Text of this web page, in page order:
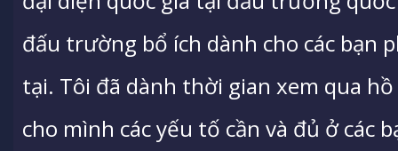
đấu trường bổ ích dành cho các bạn
tại. Tôi đã dành thời gian xem qua
cho mình các yếu tố cần và đủ ở các